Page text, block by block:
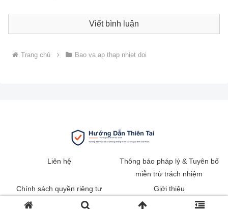
Viết bình luận
Trang chủ Bao va ap thap nhiet doi
Liên hệ
Thông báo pháp lý & Tuyên bố
miễn trừ trách nhiệm
Chính sách quyền riêng tư
Giới thiệu
© 2025 Hướng Dẫn Thiên Tai Việt Nam.